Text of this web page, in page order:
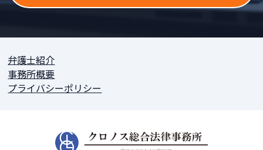
弁護士紹介
事務所概要
プライバシーポリシー